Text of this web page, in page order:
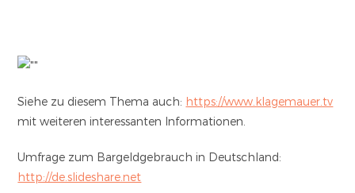
Siehe zu diesem Thema auch: https://www.klagemauer.tv
mit weiteren interessanten Informationen.
Umfrage zum Bargeldgebrauch in Deutschland:
http://de.slideshare.net